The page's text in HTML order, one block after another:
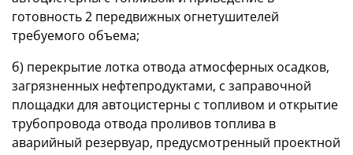
готовность 2 передвижных огнетушителей
требуемого объема;
б) перекрытие лотка отвода атмосферных осадков,
загрязненных нефтепродуктами, с заправочной
площадки для автоцистерны с топливом и открытие
трубопровода отвода проливов топлива в
аварийный резервуар, предусмотренный проектной